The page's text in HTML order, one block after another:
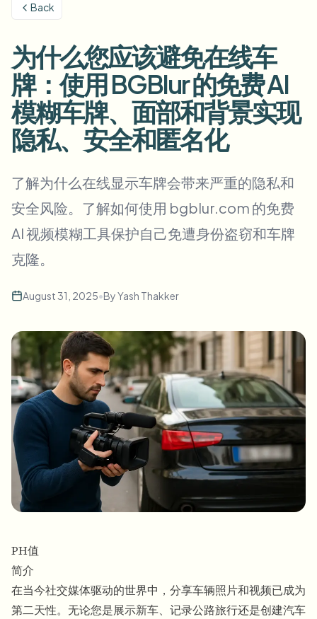
GDPR合规模糊
街头采访模糊
游戏与直播模糊
AI Video Object Remover
在线模糊照片中的人脸
人脸匿名化
语音匿名处理器
换脸 - 图片
换脸 - 视频
批量视频模糊
一次处理多个视频
零售与电商
医疗
诊所和面向患者的视频管理
公共部门
FOIA、安全披露和编辑
大批量、保留期和SLA
批量车牌模糊
车队、行车记录仪和停车场大规模处理
批量人脸模糊
模糊任何内容
API 和 SDK
自动化上传、任务和Webhook
联系表单
批量背景移除
Whitepapers
工具
分类
产品
Back
为什么您应该避免在线车
牌：使用 BGBlur 的免费 AI
模糊车牌、面部和背景实现
隐私、安全和匿名化
了解为什么在线显示车牌会带来严重的隐私和
安全风险。了解如何使用 bgblur.com 的免费
AI 视频模糊工具保护自己免遭身份盗窃和车牌
克隆。
August 31, 2025•ByYash Thakker
PH值
简介
在当今社交媒体驱动的世界中，分享车辆照片和视频已成为
第二天性。无论您是展示新车、记录公路旅行还是创建汽车